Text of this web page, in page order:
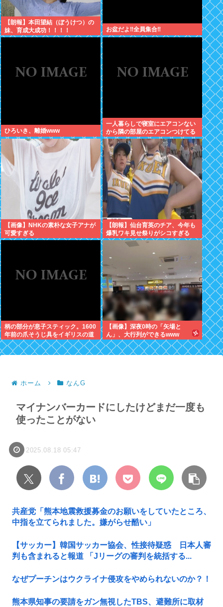
【朗報】本田望結（ぼうけつ）の
妹、育成大成功！！！！
お盆だよ‼全員集合‼
ひろいき、離婚www
一人暮らしで寝室にエアコンない
から隣の部屋のエアコンつけてる
【画像】NHKの素朴な女子アナが
可愛すぎる
【朗報】仙台育英のチア、今年も
爆乳ワキ見せ祭りがシコすぎる
柄の部分が息子スティック。1600
年前の爪そうじ具をイギリスの道
路工事現場で発見
【画像】深夜0時の「矢場と
ん」、大行列ができるwww
ホーム なんG
マイナンバーカードにしたけどまだ一度も
使ったことがない
2025.08.18 05:47
共産党「熊本地震救援募金のお願いをしていたところ、
中指を立てられました。嫌がらせ酷い」
【サッカー】韓国サッカー協会、性接待疑惑 日本人審
判も含まれると報道 「Jリーグの審判を統括する...
なぜプーチンはウクライナ侵攻をやめられないのか？！
熊本県知事の要請をガン無視したTBS、避難所に取材